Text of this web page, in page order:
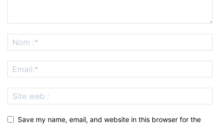
Save my name, email, and website in this browser for the